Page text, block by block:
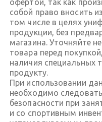
офертой, так как
собой право вносить
том числе в целях
продукции, без
магазина. Уточняйте
товара перед
наличия специальных
продукту.
При использовании
необходимо
безопасности при
и со спортивным